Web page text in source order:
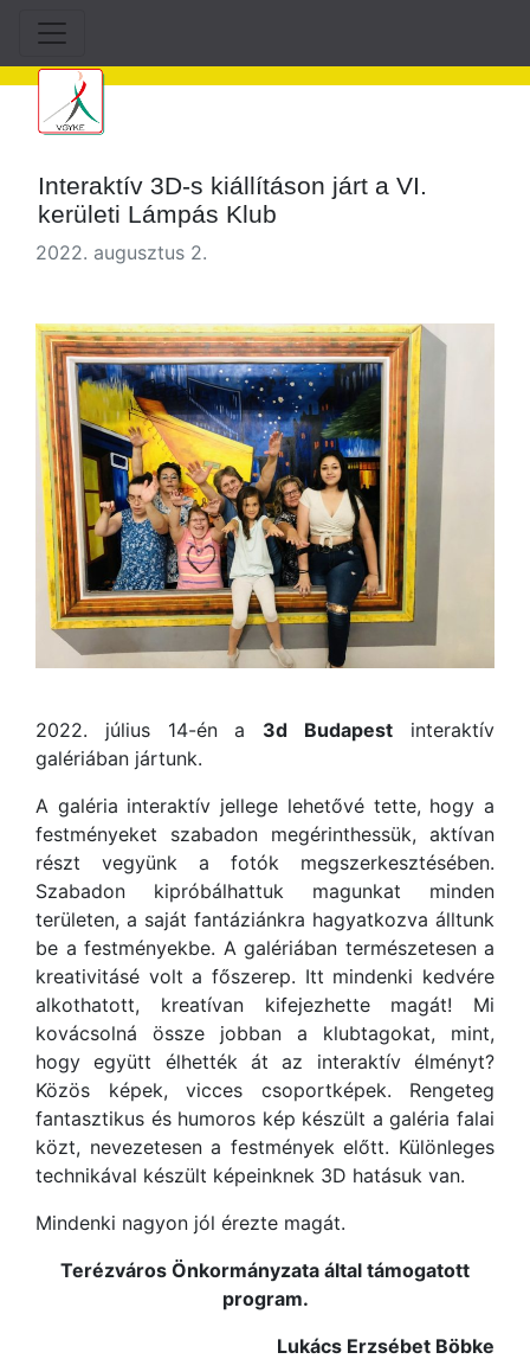
Interaktív 3D-s kiállításon járt a VI.
kerületi Lámpás Klub
2022. augusztus 2.
2022. július 14-én a 3d Budapest interaktív
galériában jártunk.
A galéria interaktív jellege lehetővé tette, hogy a
festményeket szabadon megérinthessük, aktívan
részt vegyünk a fotók megszerkesztésében.
Szabadon kipróbálhattuk magunkat minden
területen, a saját fantáziánkra hagyatkozva álltunk
be a festményekbe. A galériában természetesen a
kreativitásé volt a főszerep. Itt mindenki kedvére
alkothatott, kreatívan kifejezhette magát! Mi
kovácsolná össze jobban a klubtagokat, mint,
hogy együtt élhették át az interaktív élményt?
Közös képek, vicces csoportképek. Rengeteg
fantasztikus és humoros kép készült a galéria falai
közt, nevezetesen a festmények előtt. Különleges
technikával készült képeinknek 3D hatásuk van.
Mindenki nagyon jól érezte magát.
Terézváros Önkormányzata által támogatott
program.
Lukács Erzsébet Böbke